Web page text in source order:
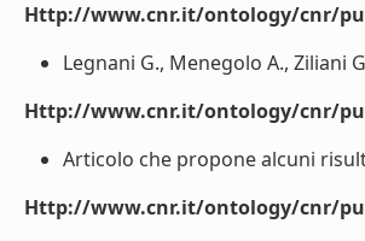
Http://www.cnr.it/ontology/cnr/
Legnani G., Menegolo A., Ziliani
Http://www.cnr.it/ontology/cnr/
Articolo che propone alcuni
Http://www.cnr.it/ontology/cnr/